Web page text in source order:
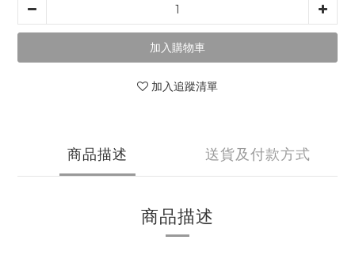
加入購物車
加入追蹤清單
商品描述 送貨及付款方式
商品描述